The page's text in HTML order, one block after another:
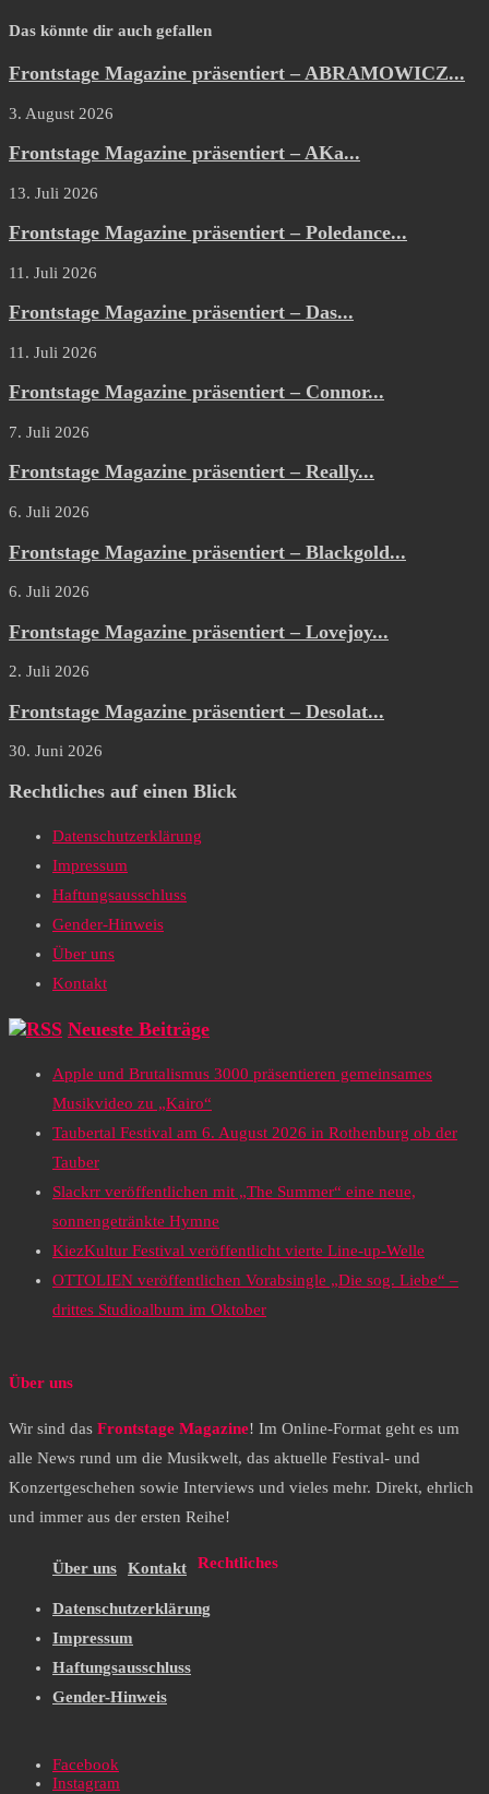
Das könnte dir auch gefallen
Frontstage Magazine präsentiert – ABRAMOWICZ...
3. August 2026
Frontstage Magazine präsentiert – AKa...
13. Juli 2026
Frontstage Magazine präsentiert – Poledance...
11. Juli 2026
Frontstage Magazine präsentiert – Das...
11. Juli 2026
Frontstage Magazine präsentiert – Connor...
7. Juli 2026
Frontstage Magazine präsentiert – Really...
6. Juli 2026
Frontstage Magazine präsentiert – Blackgold...
6. Juli 2026
Frontstage Magazine präsentiert – Lovejoy...
2. Juli 2026
Frontstage Magazine präsentiert – Desolat...
30. Juni 2026
Rechtliches auf einen Blick
Datenschutzerklärung
Impressum
Haftungsausschluss
Gender-Hinweis
Über uns
Kontakt
Neueste Beiträge
Apple und Brutalismus 3000 präsentieren gemeinsames
Musikvideo zu „Kairo“
Taubertal Festival am 6. August 2026 in Rothenburg ob der
Tauber
Slackrr veröffentlichen mit „The Summer“ eine neue,
sonnengetränkte Hymne
KiezKultur Festival veröffentlicht vierte Line-up-Welle
OTTOLIEN veröffentlichen Vorabsingle „Die sog. Liebe“ –
drittes Studioalbum im Oktober
Über uns
Wir sind das Frontstage Magazine! Im Online-Format geht es um
alle News rund um die Musikwelt, das aktuelle Festival- und
Konzertgeschehen sowie Interviews und vieles mehr. Direkt, ehrlich
und immer aus der ersten Reihe!
Über uns Kontakt Rechtliches
Datenschutzerklärung
Impressum
Haftungsausschluss
Gender-Hinweis
Facebook
Instagram